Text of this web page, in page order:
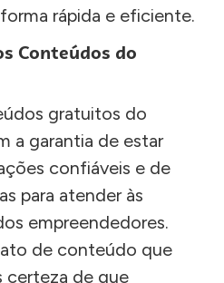
rápida e eficiente.
Conteúdos do
gratuitos do
a garantia de estar
confiáveis e de
para atender às
empreendedores.
de conteúdo que
certeza de que